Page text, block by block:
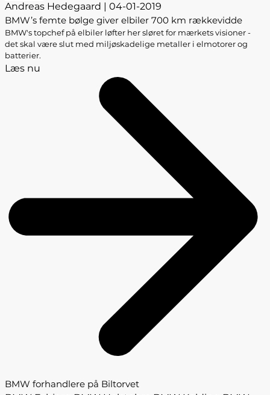
Andreas Hedegaard | 04-01-2019
BMW’s femte bølge giver elbiler 700 km rækkevidde
BMW's topchef på elbiler løfter her sløret for mærkets visioner -
det skal være slut med miljøskadelige metaller i elmotorer og
batterier.
Læs nu
BMW forhandlere på Biltorvet